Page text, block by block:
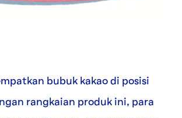
bubuk kakao di posisi
rangkaian produk ini, para